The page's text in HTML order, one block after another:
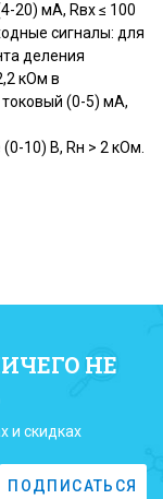
20) мА, Rвх ≤ 100
сигналы: для
деления
кОм в
(0-5) мА,
10) В, Rн > 2 кОм.
НЕ
и скидках